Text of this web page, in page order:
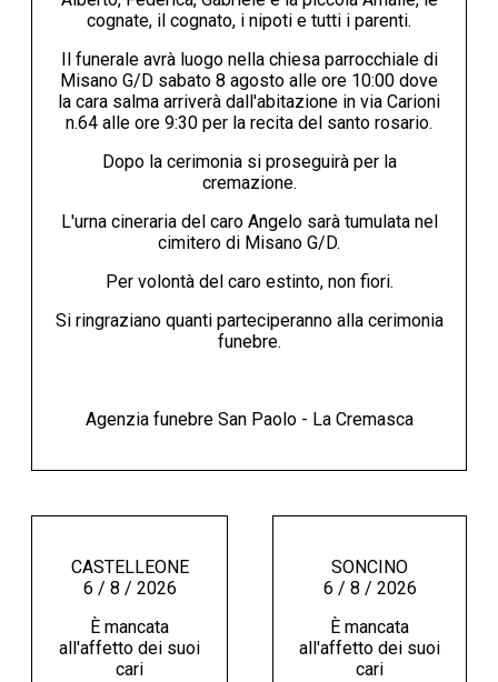
cognate, il cognato, i nipoti e tutti i parenti.
Il funerale avrà luogo nella chiesa parrocchiale di
Misano G/D sabato 8 agosto alle ore 10:00 dove
la cara salma arriverà dall'abitazione in via Carioni
n.64 alle ore 9:30 per la recita del santo rosario.
Dopo la cerimonia si proseguirà per la
cremazione.
L'urna cineraria del caro Angelo sarà tumulata nel
cimitero di Misano G/D.
Per volontà del caro estinto, non fiori.
Si ringraziano quanti parteciperanno alla cerimonia
funebre.
Agenzia funebre San Paolo - La Cremasca
CASTELLEONE
6 / 8 / 2026
È mancata
all'affetto dei suoi
cari
SONCINO
6 / 8 / 2026
È mancata
all'affetto dei suoi
cari